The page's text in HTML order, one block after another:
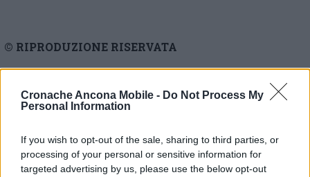
Cronache Ancona Mobile - Do Not Process My
Personal Information
If you wish to opt-out of the sale, sharing to third parties, or
processing of your personal or sensitive information for
targeted advertising by us, please use the below opt-out
© RIPRODUZIONE RISERVATA